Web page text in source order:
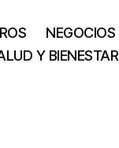
NEGOCIOS
Y BIENESTAR